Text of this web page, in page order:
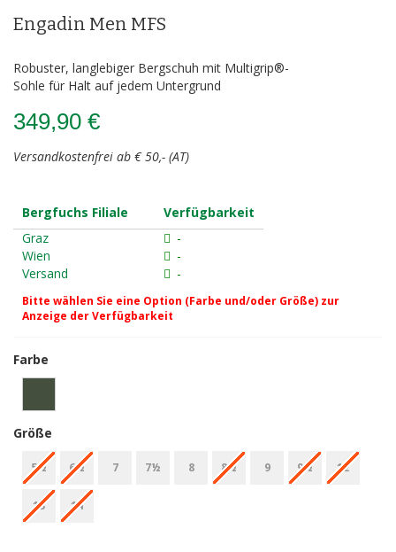
der
Bildergalerie
Engadin Men MFS
Robuster, langlebiger Bergschuh mit Multigrip®-
Sohle für Halt auf jedem Untergrund
349,90 €
Versandkostenfrei ab € 50,- (AT)
Bergfuchs Filiale
Verfügbarkeit
Graz
-
Wien
-
Versand
-
Bitte wählen Sie eine Option (Farbe und/oder Größe) zur
Anzeige der Verfügbarkeit
Farbe
Größe
5½ 6½ 7 7½ 8 8½ 9 9½ 12
13 14